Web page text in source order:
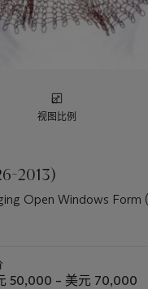
视图比例
2013)
Open Windows Form
50,000 – 美元 70,000